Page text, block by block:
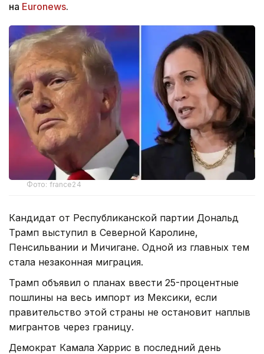
на Euronews.
Фото: france24
Кандидат от Республиканской партии Дональд
Трамп выступил в Северной Каролине,
Пенсильвании и Мичигане. Одной из главных тем
стала незаконная миграция.
Трамп объявил о планах ввести 25-процентные
пошлины на весь импорт из Мексики, если
правительство этой страны не остановит наплыв
мигрантов через границу.
Демократ Камала Харрис в последний день